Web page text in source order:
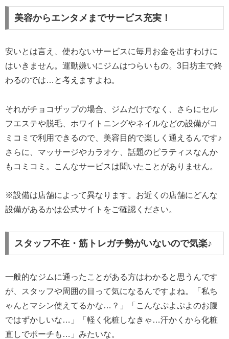
美容からエンタメまでサービス充実！
安いとは言え、使わないサービスに毎月お金を出すわけに
はいきません。運動嫌いにジムはつらいもの。3日坊主で終
わるのでは…と考えますよね。
それがチョコザップの場合、ジムだけでなく、さらにセル
フエステや脱毛、ホワイトニングやネイルなどの設備がコ
ミコミで利用できるので、美容目的で楽しく通えるんです♪
さらに、マッサージやカラオケ、話題のピラティスなんか
もコミコミ。こんなサービスは聞いたことがありません。
※設備は店舗によって異なります。お近くの店舗にどんな
設備があるかは公式サイトをご確認ください。
スタッフ不在・筋トレガチ勢がいないので気楽♪
一般的なジムに通ったことがある方はわかると思うんです
が、スタッフや周囲の目って気になるんですよね。「私ち
ゃんとマシン使えてるかな…？」「こんなぷよぷよのお腹
ではずかしいな…」「軽く化粧しなきゃ…汗かくから化粧
直しでポーチも…」みたいな。